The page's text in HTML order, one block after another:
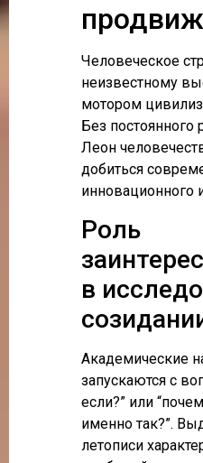
Человеческое
неизвестному
мотором
Без постоянного
Леон
добиться
инновационного
Роль
в
Академические
запускаются с
если?” или
именно так?”.
летописи